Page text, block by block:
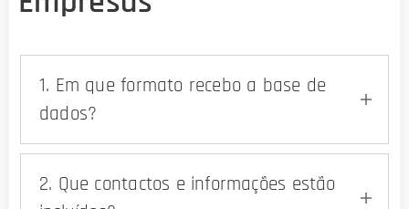
1. Em que formato recebo a base de
dados?
A base de dados é entregue em formato
digital estruturado, pronta para utilização
em Excel, Google Sheets, CRM, ferramentas
2. Que contactos e informações estão